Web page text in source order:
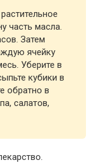
часть масла.
Затем
ячейку
Уберите в
кубики в
обратно в
салатов,